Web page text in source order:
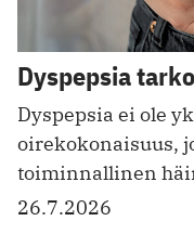
Dyspepsia
Dyspepsia ei ole
oirekokonaisuus,
toiminnallinen
26.7.2026